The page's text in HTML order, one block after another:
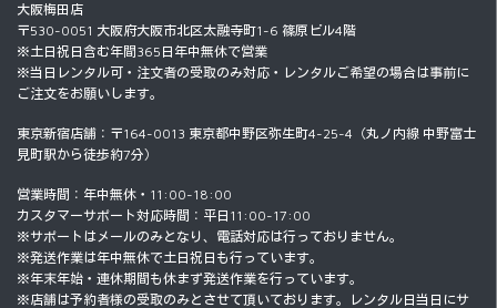
大阪梅田店
〒530-0051 大阪府大阪市北区太融寺町1-6 篠原ビル4階
※土日祝日含む年間365日年中無休で営業
※当日レンタル可・注文者の受取のみ対応・レンタルご希望の場合は事前に
ご注文をお願いします。
東京新宿店舗：〒164-0013 東京都中野区弥生町4-25-4（丸ノ内線 中野富士
見町駅から徒歩約7分）
営業時間：年中無休・11:00-18:00
カスタマーサポート対応時間：平日11:00-17:00
※サポートはメールのみとなり、電話対応は行っておりません。
※発送作業は年中無休で土日祝日も行っています。
※年末年始・連休期間も休まず発送作業を行っています。
※店舗は予約者様の受取のみとさせて頂いております。レンタル日当日にサ